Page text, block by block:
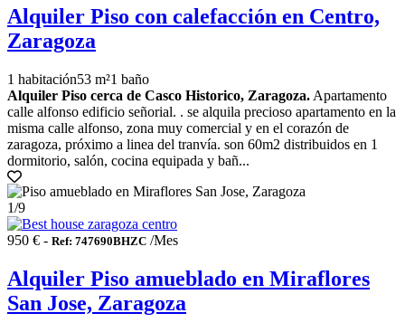
Alquiler Piso con calefacción en Centro,
Zaragoza
1 habitación53 m²1 baño
Alquiler Piso cerca de Casco Historico, Zaragoza. Apartamento
calle alfonso edificio señorial. . se alquila precioso apartamento en la
misma calle alfonso, zona muy comercial y en el corazón de
zaragoza, próximo a linea del tranvía. son 60m2 distribuidos en 1
dormitorio, salón, cocina equipada y bañ...
1/9
950 € - Ref: 747690BHZC /Mes
Alquiler Piso amueblado en Miraflores
San Jose, Zaragoza